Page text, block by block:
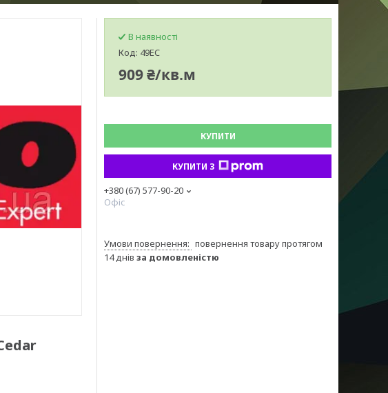
В наявності
Код: 49EC
909 ₴/кв.м
КУПИТИ
КУПИТИ З
+380 (67) 577-90-20
Офіс
повернення товару протягом
14 днів за домовленістю